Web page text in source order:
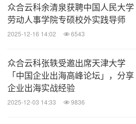
众合云科余清泉获聘中国人民大学
劳动人事学院专硕校外实践导师
2025-12-16 14:02 6543
众合云科张轶受邀出席天津大学
「中国企业出海高峰论坛」，分享
企业出海实战经验
2025-12-03 14:33 9836